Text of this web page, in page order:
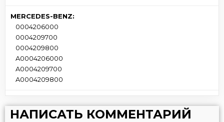
MERCEDES-BENZ:
0004206000
0004209700
0004209800
A0004206000
A0004209700
A0004209800
НАПИСАТЬ КОММЕНТАРИЙ